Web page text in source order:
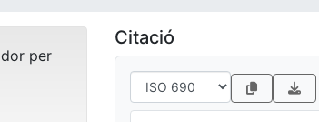
per
Citació